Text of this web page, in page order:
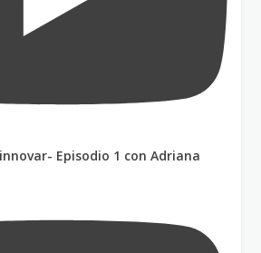
Episodio 1 con Adriana